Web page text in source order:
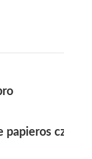
papieros czy